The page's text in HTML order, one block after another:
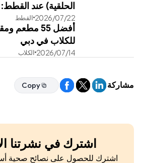
الحلقية) عند
العدوى وطرق علاجها
22‏/07‏/2026
القطط
أفضل 55 مطعم
للكلاب في دبي
14‏/07‏/2026 الكلاب
مشاركة Copy
Copy
اشترك في نشرتنا